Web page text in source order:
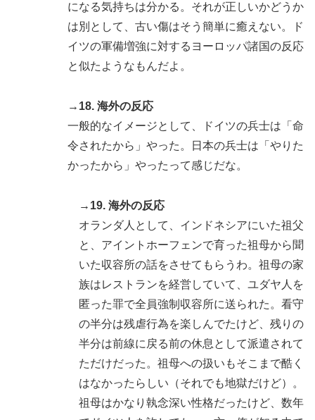
になる気持ちは分かる。それが正しいかどうか
は別として、古い傷はそう簡単に癒えない。ド
イツの軍備増強に対するヨーロッパ諸国の反応
と似たようなもんだよ。
→18. 海外の反応
一般的なイメージとして、ドイツの兵士は「命
令されたから」やった。日本の兵士は「やりた
かったから」やったって感じだな。
→19. 海外の反応
オランダ人として、インドネシアにいた祖父
と、アイントホーフェンで育った祖母から聞
いた収容所の話をさせてもらうわ。祖母の家
族はレストランを経営していて、ユダヤ人を
匿った罪で全員強制収容所に送られた。看守
の半分は残虐行為を楽しんでたけど、残りの
半分は前線に戻る前の休息として派遣されて
ただけだった。祖母への扱いもそこまで酷く
はなかったらしい（それでも地獄だけど）。
祖母はかなり執念深い性格だったけど、数年